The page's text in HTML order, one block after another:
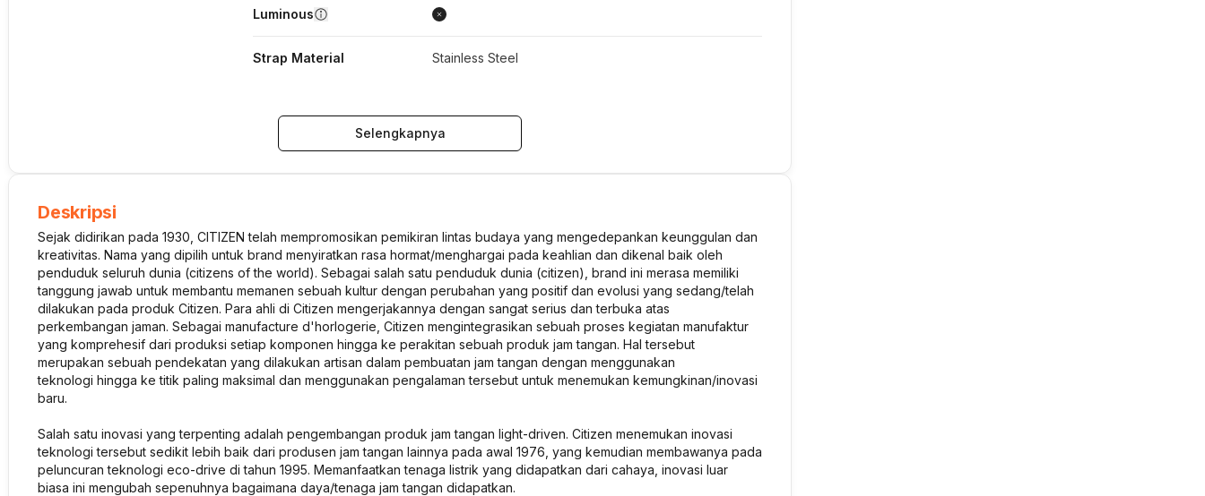
Luminous
Strap Material Stainless Steel
Selengkapnya
Deskripsi
Sejak didirikan pada 1930, CITIZEN telah mempromosikan pemikiran lintas budaya yang mengedepankan keunggulan dan
kreativitas. Nama yang dipilih untuk brand menyiratkan rasa hormat/menghargai pada keahlian dan dikenal baik oleh
penduduk seluruh dunia (citizens of the world). Sebagai salah satu penduduk dunia (citizen), brand ini merasa memiliki
tanggung jawab untuk membantu memanen sebuah kultur dengan perubahan yang positif dan evolusi yang sedang/telah
dilakukan pada produk Citizen. Para ahli di Citizen mengerjakannya dengan sangat serius dan terbuka atas
perkembangan jaman. Sebagai manufacture d'horlogerie, Citizen mengintegrasikan sebuah proses kegiatan manufaktur
yang komprehesif dari produksi setiap komponen hingga ke perakitan sebuah produk jam tangan. Hal tersebut
merupakan sebuah pendekatan yang dilakukan artisan dalam pembuatan jam tangan dengan menggunakan
teknologi hingga ke titik paling maksimal dan menggunakan pengalaman tersebut untuk menemukan kemungkinan/inovasi
baru.
Salah satu inovasi yang terpenting adalah pengembangan produk jam tangan light-driven. Citizen menemukan inovasi
teknologi tersebut sedikit lebih baik dari produsen jam tangan lainnya pada awal 1976, yang kemudian membawanya pada
peluncuran teknologi eco-drive di tahun 1995. Memanfaatkan tenaga listrik yang didapatkan dari cahaya, inovasi luar
biasa ini mengubah sepenuhnya bagaimana daya/tenaga jam tangan didapatkan.